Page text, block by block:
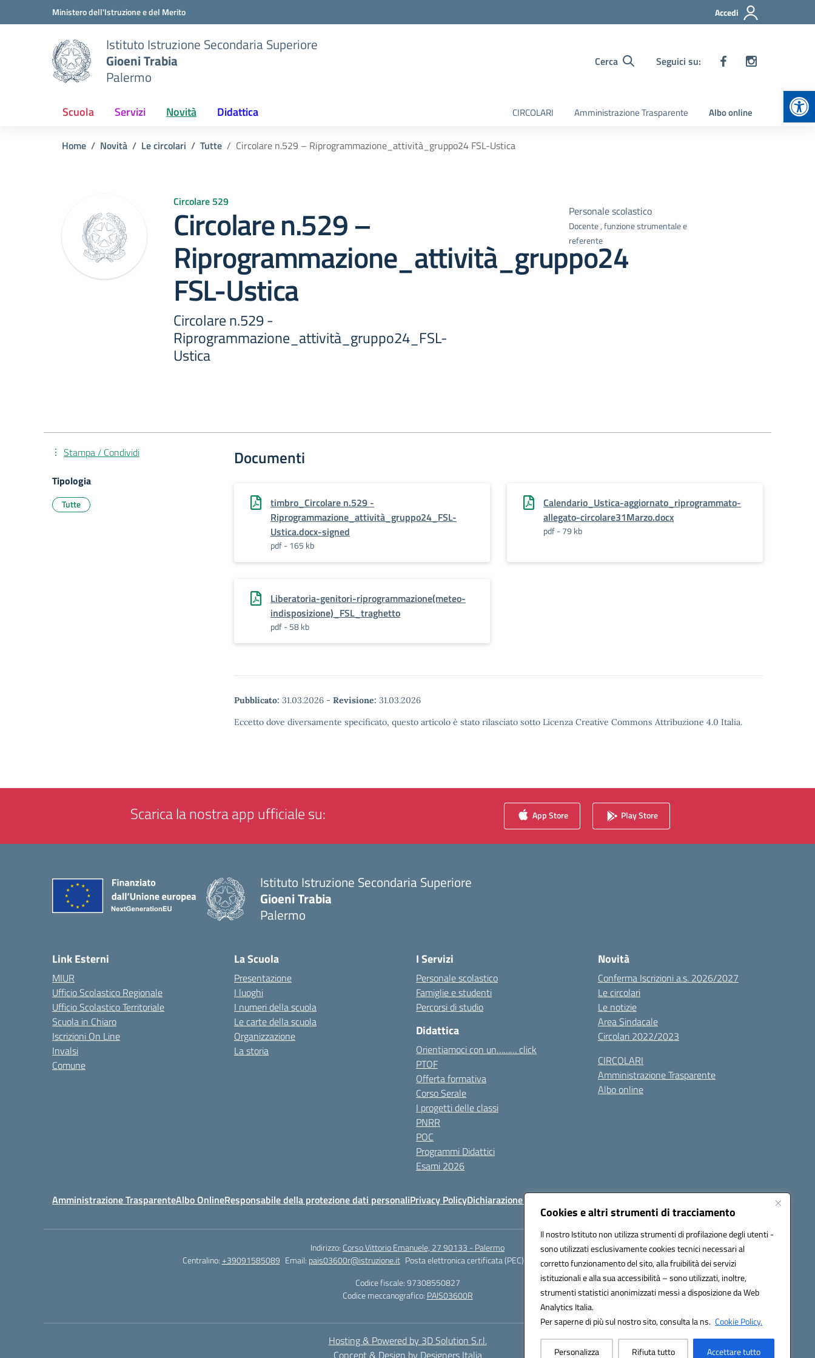
Cookies e altri strumenti di tracciamento
Il nostro Istituto non utilizza strumenti di profilazione degli utenti -
sono utilizzati esclusivamente cookies tecnici necessari al
corretto funzionamento del sito, alla fruibilità dei servizi
istituzionali e alla sua accessibilità – sono utilizzati, inoltre,
strumenti statistici anonimizzati messi a disposizione da Web
Analytics Italia.
Per saperne di più sul nostro sito, consulta la ns. Cookie Policy.
Personalizza Rifiuta tutto Accettare tutto
Vai ai contenuti
Vai al menu di navigazioneMinistero dell'Istruzione e del Merito Accedi
Istituto Istruzione Secondaria Superiore
Gioeni Trabia
Palermo
Cerca Seguici su:
Scuola Servizi Novità Didattica CIRCOLARI Amministrazione Trasparente Albo online
Home Novità Le circolari Tutte Circolare n.529 – Riprogrammazione_attività_gruppo24 FSL-Ustica
Circolare 529
Circolare n.529 –
Riprogrammazione_attività_gruppo24
FSL-Ustica
Circolare n.529 -
Riprogrammazione_attività_gruppo24_FSL-
Ustica
Personale scolastico
Docente , funzione strumentale e
referente
Documenti
timbro_Circolare n.529 -
Riprogrammazione_attività_gruppo24_FSL-
Ustica.docx-signed
pdf - 165 kb
Calendario_Ustica-aggiornato_riprogrammato-
allegato-circolare31Marzo.docx
pdf - 79 kb
Liberatoria-genitori-riprogrammazione(meteo-
indisposizione)_FSL_traghetto
pdf - 58 kb
Pubblicato: 31.03.2026 - Revisione: 31.03.2026
Eccetto dove diversamente specificato, questo articolo è stato rilasciato sotto Licenza Creative Commons Attribuzione 4.0 Italia.
Stampa / Condividi
Tipologia
Tutte
Scarica la nostra app ufficiale su: App Store Play Store
Istituto Istruzione Secondaria Superiore
Gioeni Trabia
Palermo
Link Esterni
MIUR
Ufficio Scolastico Regionale
Ufficio Scolastico Territoriale
Scuola in Chiaro
Iscrizioni On Line
Invalsi
Comune
La Scuola
Presentazione
I luoghi
I numeri della scuola
Le carte della scuola
Organizzazione
La storia
I Servizi
Personale scolastico
Famiglie e studenti
Percorsi di studio
Didattica
Orientiamoci con un……… click
PTOF
Offerta formativa
Corso Serale
I progetti delle classi
PNRR
POC
Programmi Didattici
Esami 2026
Novità
Conferma Iscrizioni a.s. 2026/2027
Le circolari
Le notizie
Area Sindacale
Circolari 2022/2023
CIRCOLARI
Amministrazione Trasparente
Albo online
Amministrazione TrasparenteAlbo OnlineResponsabile della protezione dati personaliPrivacy PolicyDichiarazione di accessibilità Seguici su:
Indirizzo: Corso Vittorio Emanuele, 27 90133 - Palermo
Centralino:+39091585089 Email: pais03600r@istruzione.it Posta elettronica certificata (PEC):
pais03600r@pec.istruzione.it
Codice fiscale: 97308550827
Codice meccanografico: PAIS03600R
Hosting & Powered by 3D Solution S.r.l.
Concept & Design by Designers Italia